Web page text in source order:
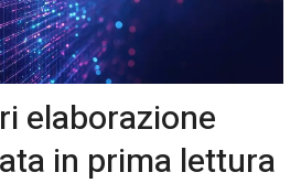
elaborazione
in prima lettura